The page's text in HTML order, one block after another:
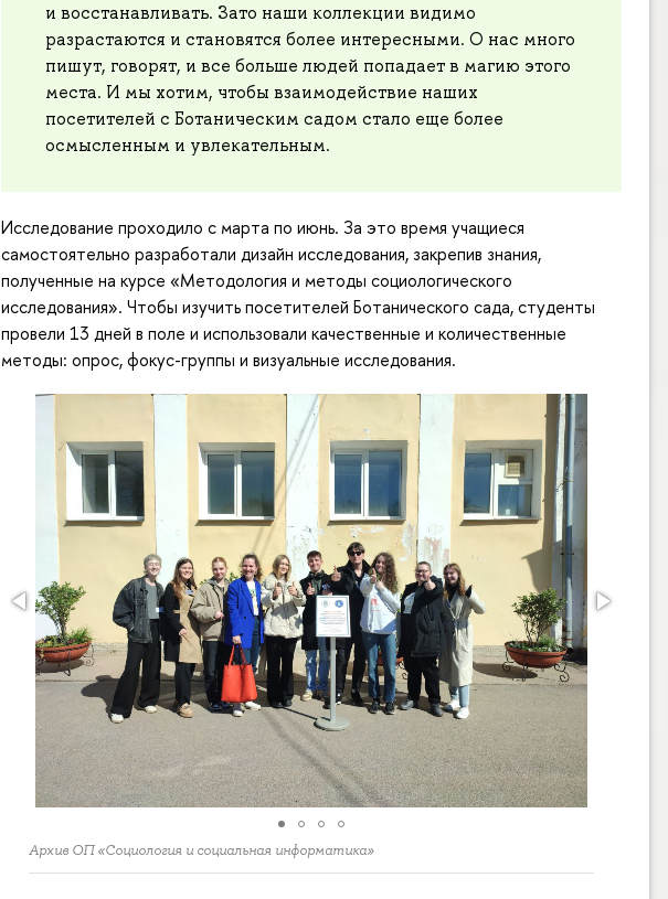
и восстанавливать. Зато наши коллекции видимо
разрастаются и становятся более интересными. О нас много
пишут, говорят, и все больше людей попадает в магию этого
места. И мы хотим, чтобы взаимодействие наших
посетителей с Ботаническим садом стало еще более
осмысленным и увлекательным.
Исследование проходило с марта по июнь. За это время учащиеся
самостоятельно разработали дизайн исследования, закрепив знания,
полученные на курсе «Методология и методы социологического
исследования». Чтобы изучить посетителей Ботанического сада, студенты
провели 13 дней в поле и использовали качественные и количественные
методы: опрос, фокус-группы и визуальные исследования.
Архив ОП «Социология и социальная информатика»